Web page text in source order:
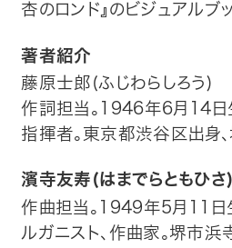
電子書籍
ご案内
トップ
メディア紹介
杏のロンド』のビジュアルブ
著者紹介
藤原士郎(ふじわらしろう)
作詞担当。1946年6月14日生
指揮者。東京都渋谷区出身、
濱寺友寿(はまでらともひさ)
作曲担当。1949年5月11日
ルガニスト、作曲家。堺市浜